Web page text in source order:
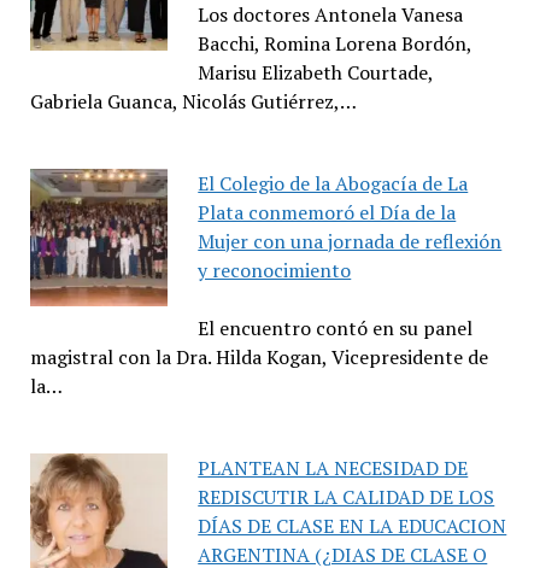
Los doctores Antonela Vanesa
Bacchi, Romina Lorena Bordón,
Marisu Elizabeth Courtade,
Gabriela Guanca, Nicolás Gutiérrez,…
El Colegio de la Abogacía de La
Plata conmemoró el Día de la
Mujer con una jornada de reflexión
y reconocimiento
El encuentro contó en su panel
magistral con la Dra. Hilda Kogan, Vicepresidente de
la…
PLANTEAN LA NECESIDAD DE
REDISCUTIR LA CALIDAD DE LOS
DÍAS DE CLASE EN LA EDUCACION
ARGENTINA (¿DIAS DE CLASE O